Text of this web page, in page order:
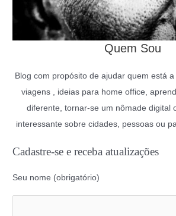
Quem Sou
Blog com propósito de ajudar quem está
viagens , ideias para home office,
diferente, tornar-se um nômade digital
interessante sobre cidades, pessoas ou
Cadastre-se e receba atualizações
Seu nome (obrigatório)